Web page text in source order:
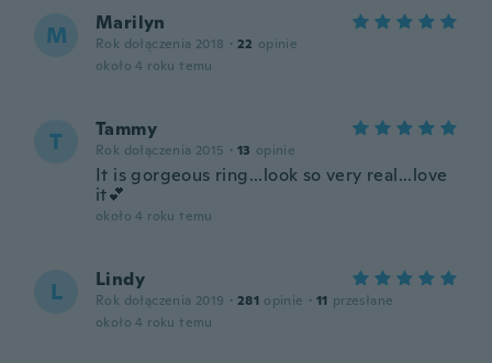
M Marilyn
Rok dołączenia 2018 · 22 opinie
około 4 roku temu
T Tammy
Rok dołączenia 2015 · 13 opinie
It is gorgeous ring...look so very real...love
it💕
około 4 roku temu
L Lindy
Rok dołączenia 2019 · 281 opinie · 11 przesłane
około 4 roku temu